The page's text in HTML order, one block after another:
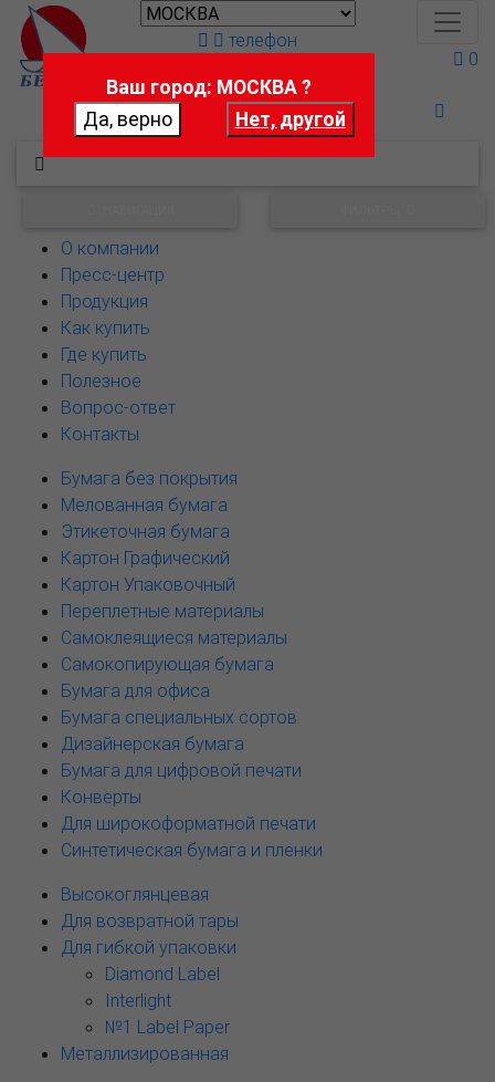
Поможем выбрать
телефон
0
О компании
Пресс-центр
Продукция
Как купить
Где купить
Полезное
Вопрос-ответ
Контакты
Бумага без покрытия
Мелованная бумага
Этикеточная бумага
Картон Графический
Картон Упаковочный
Переплетные материалы
Самоклеящиеся материалы
Самокопирующая бумага
Бумага для офиса
Бумага специальных сортов
Дизайнерская бумага
Бумага для цифровой печати
Конверты
Для широкоформатной печати
Синтетическая бумага и пленки
Высокоглянцевая
Для возвратной тары
Для гибкой упаковки
Diamond Label
Interlight
№1 Label Paper
Металлизированная
Ваш город: МОСКВА ?